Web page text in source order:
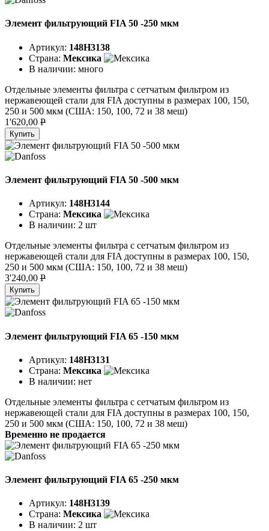
Элемент фильтрующий FIA 50 -250 мкм
Артикул: 148H3138
Страна: Мексика
В наличии: много
Отдельные элементы фильтра с сетчатым фильтром из
нержавеющей стали для FIA доступны в размерах 100, 150,
250 и 500 мкм (США: 150, 100, 72 и 38 меш)
1'620,00 P
Купить
Элемент фильтрующий FIA 50 -500 мкм
Артикул: 148H3144
Страна: Мексика
В наличии: 2 шт
Отдельные элементы фильтра с сетчатым фильтром из
нержавеющей стали для FIA доступны в размерах 100, 150,
250 и 500 мкм (США: 150, 100, 72 и 38 меш)
3'240,00 P
Купить
Элемент фильтрующий FIA 65 -150 мкм
Артикул: 148H3131
Страна: Мексика
В наличии: нет
Отдельные элементы фильтра с сетчатым фильтром из
нержавеющей стали для FIA доступны в размерах 100, 150,
250 и 500 мкм (США: 150, 100, 72 и 38 меш)
Временно не продается
Элемент фильтрующий FIA 65 -250 мкм
Артикул: 148H3139
Страна: Мексика
В наличии: 2 шт